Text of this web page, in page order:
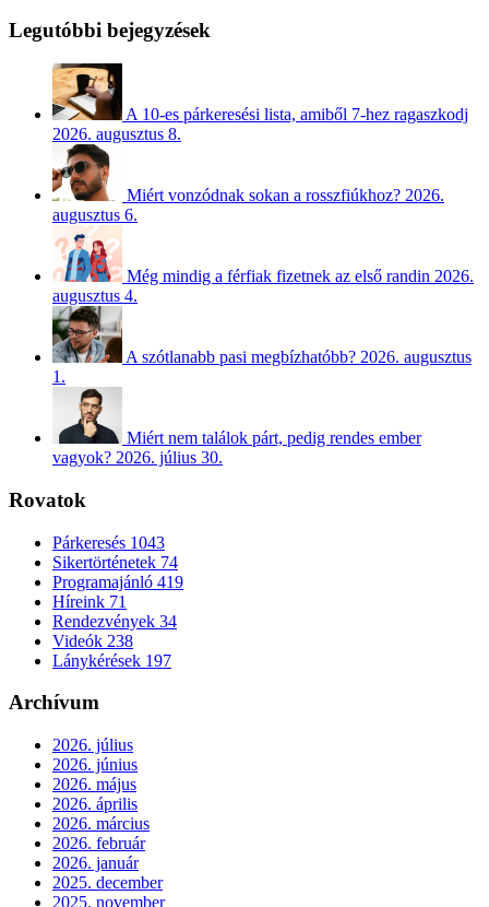
Legutóbbi bejegyzések
A 10-es párkeresési lista, amiből 7-hez ragaszkodj
2026. augusztus 8.
Miért vonzódnak sokan a rosszfiúkhoz? 2026.
augusztus 6.
Még mindig a férfiak fizetnek az első randin 2026.
augusztus 4.
A szótlanabb pasi megbízhatóbb? 2026. augusztus
1.
Miért nem találok párt, pedig rendes ember
vagyok? 2026. július 30.
Rovatok
Párkeresés 1043
Sikertörténetek 74
Programajánló 419
Híreink 71
Rendezvények 34
Videók 238
Lánykérések 197
Archívum
2026. július
2026. június
2026. május
2026. április
2026. március
2026. február
2026. január
2025. december
2025. november